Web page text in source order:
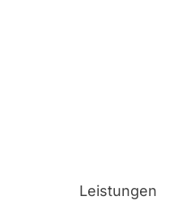
Leistungen